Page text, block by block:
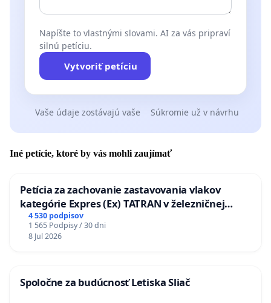
Napíšte to vlastnými slovami. AI za vás pripraví
silnú petíciu.
Vytvoriť petíciu
Vaše údaje zostávajú vaše Súkromie už v návrhu
Iné petície, ktoré by vás mohli zaujímať
Petícia za zachovanie zastavovania vlakov
kategórie Expres (Ex) TATRAN v železničnej
stanici Púchov
4 530 podpisov
1 565 Podpisy / 30 dni
8 Jul 2026
Spoločne za budúcnosť Letiska Sliač